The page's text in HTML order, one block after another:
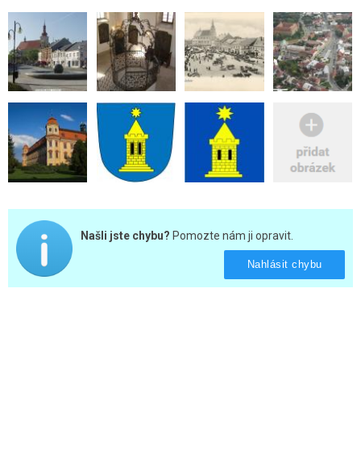
Našli jste chybu? Pomozte nám ji opravit.
Nahlásit chybu